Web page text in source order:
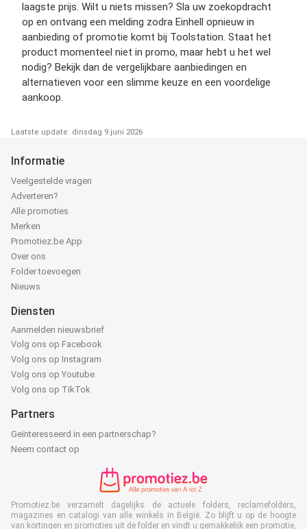
laagste prijs. Wilt u niets missen? Sla uw zoekopdracht
op en ontvang een melding zodra Einhell opnieuw in
aanbieding of promotie komt bij Toolstation. Staat het
product momenteel niet in promo, maar hebt u het wel
nodig? Bekijk dan de vergelijkbare aanbiedingen en
alternatieven voor een slimme keuze en een voordelige
aankoop.
Laatste update: dinsdag 9 juni 2026
Informatie
Veelgestelde vragen
Adverteren?
Alle promoties
Merken
Promotiez.be App
Over ons
Folder toevoegen
Nieuws
Diensten
Aanmelden nieuwsbrief
Volg ons op Facebook
Volg ons op Instagram
Volg ons op Youtube
Volg ons op TikTok
Partners
Geïnteresseerd in een partnerschap?
Neem contact op
Promotiez.be verzamelt dagelijks de actuele folders, reclamefolders,
magazines en catalogi van alle winkels in België. Zo blijft u op de hoogte
van kortingen en promoties uit de folder en vindt u gemakkelijk een promotie,